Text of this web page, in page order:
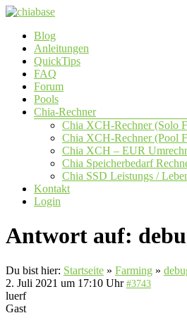
Zum
springen
chiabase
CHIA
Info-
Community
Seite
Menü
Blog
Anleitungen
QuickTips
FAQ
Forum
Pools
Chia-Rechner
Chia XCH-Rechner (Solo
Chia XCH-Rechner (Pool
Chia XCH – EUR
Chia Speicherbedarf
Chia SSD Leistungs /
Kontakt
Login
Antwort auf:
Du bist hier: Startseite » Farming »
2. Juli 2021 um 17:10 Uhr #3743
luerf
Gast